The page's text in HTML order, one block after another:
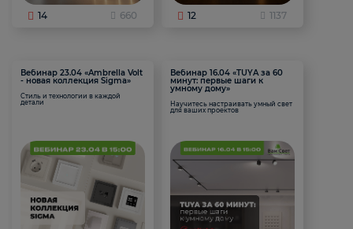
14 660 12 1137
Вебинар 23.04 «Ambrella Volt
- новая коллекция Sigma»
Стиль и технологии в каждой
детали
Вебинар 16.04 «TUYA за 60
минут: первые шаги к
умному дому»
Научитесь настраивать умный свет
для ваших проектов